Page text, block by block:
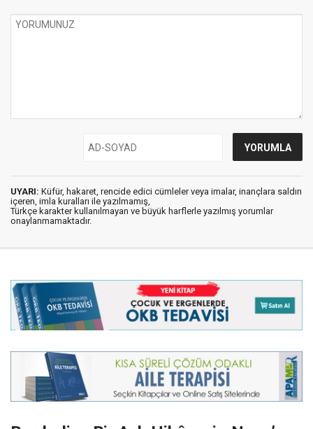
UYARI: Küfür, hakaret, rencide edici cümleler veya imalar, inançlara saldırı
içeren, imla kuralları ile yazılmamış,
Türkçe karakter kullanılmayan ve büyük harflerle yazılmış yorumlar
onaylanmamaktadır.